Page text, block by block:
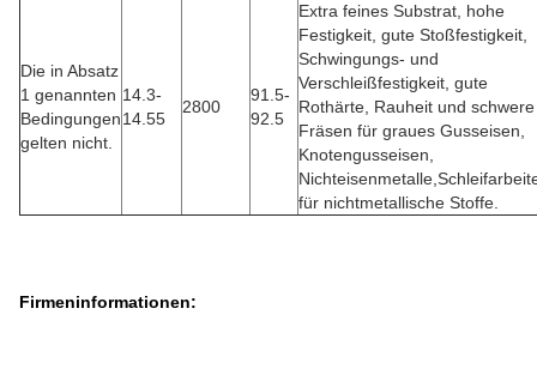
Die in Absatz
1 genannten
Bedingungen
gelten nicht.
14.3-
14.55
2800
91.5-
92.5
Extra feines Substrat, hohe
Festigkeit, gute Stoßfestigkeit,
Schwingungs- und
Verschleißfestigkeit, gute
Rothärte, Rauheit und schwere
Fräsen für graues Gusseisen,
Knotengusseisen,
für nichtmetallische Stoffe.
Firmeninformationen: